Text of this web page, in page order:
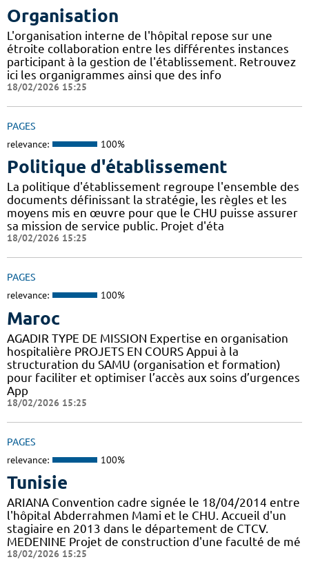
Organisation
L'organisation interne de l'hôpital repose sur une
étroite collaboration entre les différentes instances
participant à la gestion de l'établissement. Retrouvez
ici les organigrammes ainsi que des info
18/02/2026 15:25
PAGES
relevance: 100%
Politique d'établissement
La politique d'établissement regroupe l'ensemble des
documents définissant la stratégie, les règles et les
moyens mis en œuvre pour que le CHU puisse assurer
sa mission de service public. Projet d'éta
18/02/2026 15:25
PAGES
relevance: 100%
Maroc
AGADIR TYPE DE MISSION Expertise en organisation
hospitalière PROJETS EN COURS Appui à la
structuration du SAMU (organisation et formation)
pour faciliter et optimiser l’accès aux soins d’urgences
App
18/02/2026 15:25
PAGES
relevance: 100%
Tunisie
ARIANA Convention cadre signée le 18/04/2014 entre
l'hôpital Abderrahmen Mami et le CHU. Accueil d'un
stagiaire en 2013 dans le département de CTCV.
MEDENINE Projet de construction d'une faculté de mé
18/02/2026 15:25